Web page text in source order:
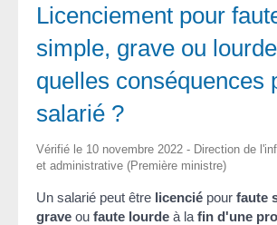
Licenciement pour
simple, grave ou
quelles conséquences
salarié ?
Vérifié le 10 novembre 2022 - Direction de
et administrative (Première ministre)
Un salarié peut être licencié pour faute
grave ou faute lourde à la fin d'une